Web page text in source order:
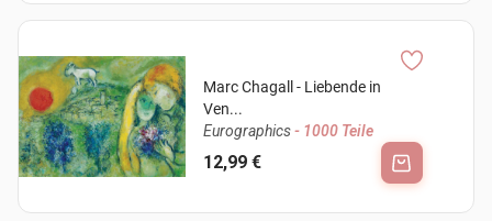
Marc Chagall - Liebende in
Ven...
Eurographics- 1000 Teile
12,99 €